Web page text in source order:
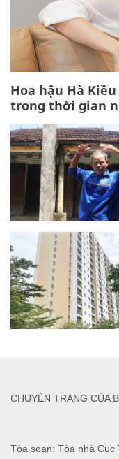
Hoa hậu Hà
trong thời gian
Tòa soạn: Tòa nhà Cục
CHUYÊN TRANG CỦA